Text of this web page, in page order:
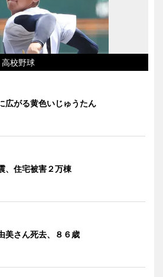
校野球
広がる黄色いじゅうたん
、住宅被害２万棟
美さん死去、８６歳